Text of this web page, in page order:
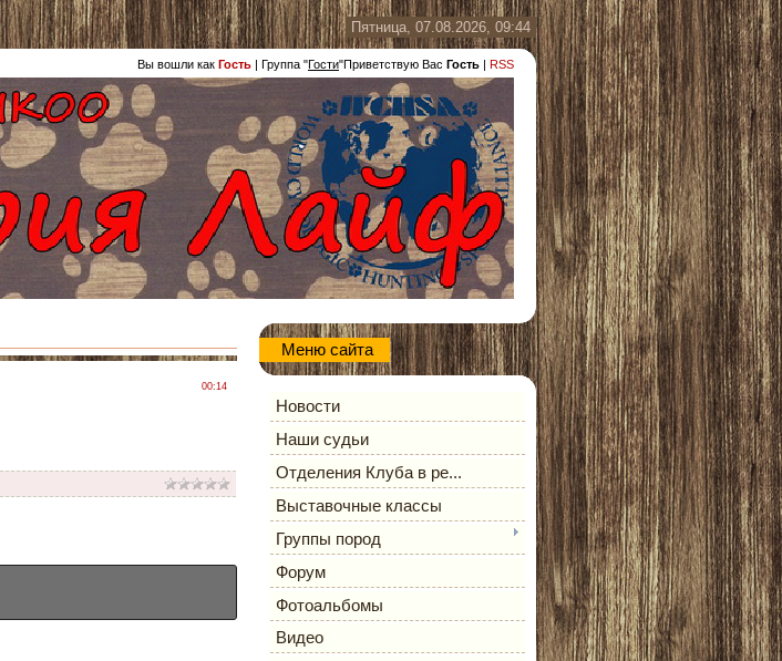
Пятница, 07.08.2026, 09:44
Вы вошли как Гость | Группа "Гости"Приветствую Вас Гость | RSS
00:14
Меню сайта
Новости
Наши судьи
Отделения Клуба в ре...
Выставочные классы
Группы пород
Форум
Фотоальбомы
Видео